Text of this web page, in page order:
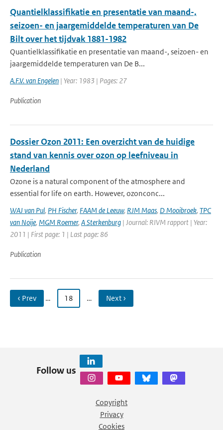
Quantielklassifikatie en presentatie van maand-,
seizoen- en jaargemiddelde temperaturen van De
Bilt over het tijdvak 1881-1982
Quantielklassifikatie en presentatie van maand-, seizoen- en
jaargemiddelde temperaturen van De B...
A.F.V. van Engelen | Year: 1983 | Pages: 27
Publication
Dossier Ozon 2011: Een overzicht van de huidige
stand van kennis over ozon op leefniveau in
Nederland
Ozone is a natural component of the atmosphere and
essential for life on earth. However, ozonconc...
WAJ van Pul, PH Fischer, FAAM de Leeuw, RJM Maas, D Mooibroek, TPC
van Noije, MGM Roemer, A Sterkenburg | Journal: RIVM rapport | Year:
2011 | First page: 1 | Last page: 86
Publication
‹ Prev … 18 … Next ›
Follow us
Copyright
Privacy
Cookies